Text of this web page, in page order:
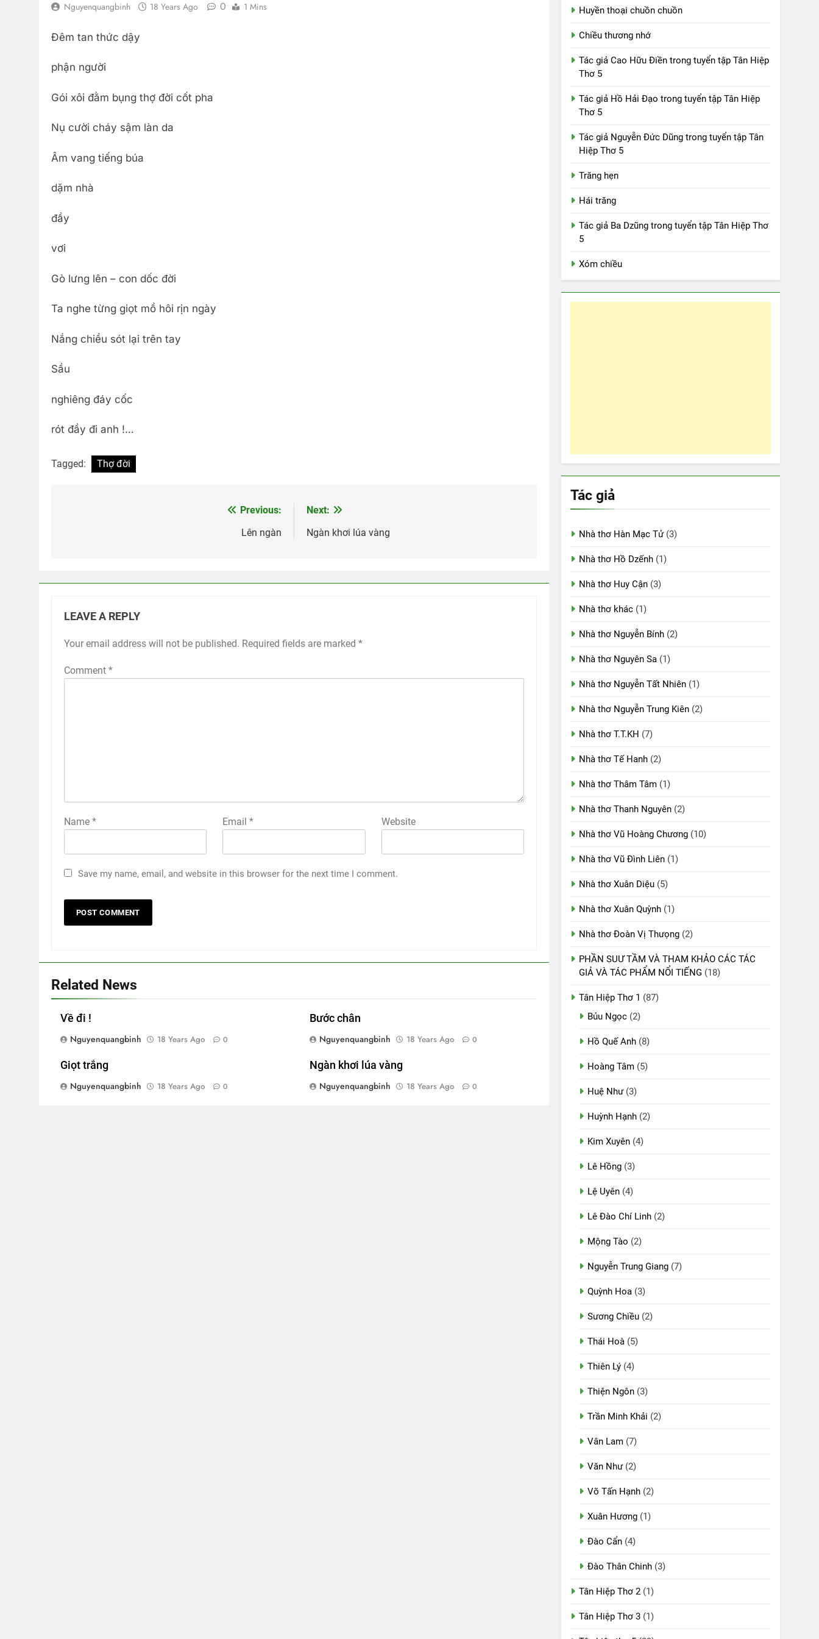
Nguyenquangbinh 18 Years Ago 0 1 Mins
Đêm tan thức dậy
phận người
Gói xôi đằm bụng thợ đời cốt pha
Nụ cười cháy sậm làn da
Âm vang tiếng búa
dặm nhà
đầy
vơi
Gò lưng lên – con dốc đời
Ta nghe từng giọt mồ hôi rịn ngày
Nắng chiều sót lại trên tay
Sầu
nghiêng đáy cốc
rót đầy đi anh !…
Tagged: Thợ đời
Previous:
Lên ngàn
Next:
Ngàn khơi lúa vàng
LEAVE A REPLY
Your email address will not be published. Required fields are marked *
Comment *
Name * Email* Website
Save my name, email, and website in this browser for the next time I comment.
Related News
Về đi !
Nguyenquangbinh
18 Years Ago 0
Bước chân
Nguyenquangbinh
18 Years Ago 0
Giọt trắng
Nguyenquangbinh
18 Years Ago 0
Ngàn khơi lúa vàng
Nguyenquangbinh
18 Years Ago 0
Huyền thoại chuồn chuồn
Chiều thương nhớ
Tác giả Cao Hữu Điền trong tuyển tập Tân Hiệp
Thơ 5
Tác giả Hồ Hải Đạo trong tuyển tập Tân Hiệp
Thơ 5
Tác giả Nguyễn Đức Dũng trong tuyển tập Tân
Hiệp Thơ 5
Trăng hẹn
Hái trăng
Tác giả Ba Dzũng trong tuyển tập Tân Hiệp Thơ
5
Xóm chiều
Tác giả
Nhà thơ Hàn Mạc Tử(3)
Nhà thơ Hồ Dzếnh (1)
Nhà thơ Huy Cận (3)
Nhà thơ khác (1)
Nhà thơ Nguyễn Bính (2)
Nhà thơ Nguyên Sa (1)
Nhà thơ Nguyễn Tất Nhiên (1)
Nhà thơ Nguyễn Trung Kiên (2)
Nhà thơ T.T.KH (7)
Nhà thơ Tế Hanh (2)
Nhà thơ Thâm Tâm (1)
Nhà thơ Thanh Nguyên (2)
Nhà thơ Vũ Hoàng Chương (10)
Nhà thơ Vũ Đình Liên (1)
Nhà thơ Xuân Diệu (5)
Nhà thơ Xuân Quỳnh (1)
Nhà thơ Đoàn Vị Thưọng (2)
PHẦN SUƯ TẦM VÀ THAM KHẢO CÁC TÁC
GIẢ VÀ TÁC PHẨM NỔI TIẾNG (18)
Tân Hiệp Thơ 1 (87)
Bủu Ngọc (2)
Hồ Quế Anh (8)
Hoàng Tâm (5)
Huệ Như(3)
Huỳnh Hạnh (2)
Kim Xuyên (4)
Lê Hồng (3)
Lệ Uyên (4)
Lê Đào Chí Linh (2)
Mộng Tào (2)
Nguyễn Trung Giang (7)
Quỳnh Hoa (3)
Sương Chiều (2)
Thái Hoà (5)
Thiên Lý (4)
Thiện Ngôn (3)
Trần Minh Khải (2)
Vân Lam (7)
Văn Như(2)
Võ Tấn Hạnh (2)
Xuân Hương (1)
Đào Cẩn (4)
Đào Thân Chinh (3)
Tân Hiệp Thơ 2 (1)
Tân Hiệp Thơ 3 (1)